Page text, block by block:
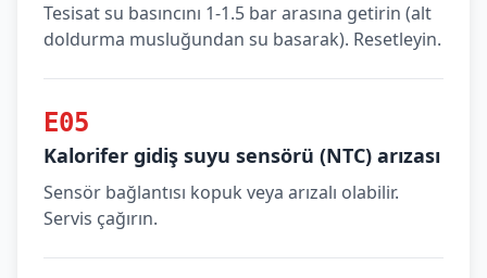
Tesisat su basıncını 1-1.5 bar arasına getirin (alt
doldurma musluğundan su basarak). Resetleyin.
E05
Kalorifer gidiş suyu sensörü (NTC) arızası
Sensör bağlantısı kopuk veya arızalı olabilir.
Servis çağırın.